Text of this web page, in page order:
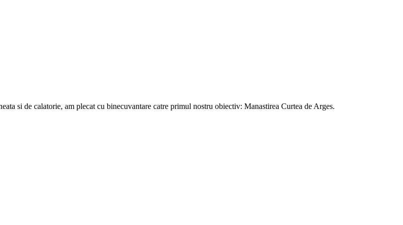
si de calatorie, am plecat cu binecuvantare catre primul nostru obiectiv: Manastirea Curtea de Arges.